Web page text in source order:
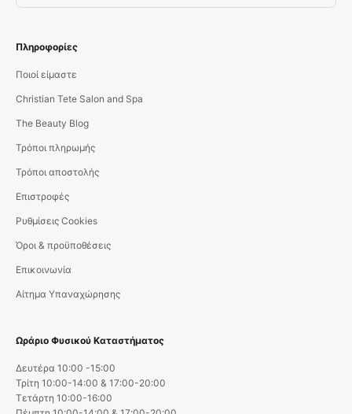
Πληροφορίες
Ποιοί είμαστε
Christian Tete Salon and Spa
The Beauty Blog
Τρόποι πληρωμής
Τρόποι αποστολής
Επιστροφές
Ρυθμίσεις Cookies
Όροι & προϋποθέσεις
Επικοινωνία
Αίτημα Υπαναχώρησης
Ωράριο Φυσικού Καταστήματος
Δευτέρα 10:00 -15:00
Τρίτη 10:00-14:00 & 17:00-20:00
Τετάρτη 10:00-16:00